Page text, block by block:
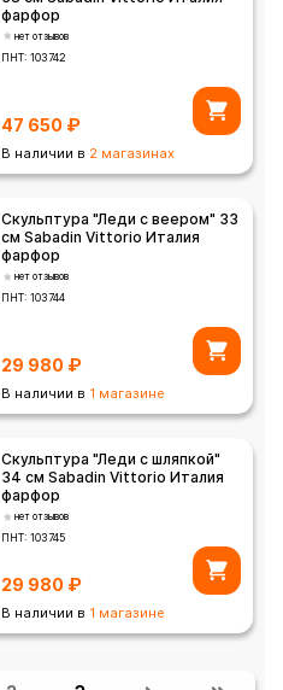
фарфор
нет отзывов
ПНТ:103742
47 650 ₽
В наличии в 2 магазинах
Скульптура "Леди с веером" 33
см Sabadin Vittorio Италия
фарфор
нет отзывов
ПНТ:103744
29 980 ₽
В наличии в 1 магазине
Скульптура "Леди с шляпкой"
34 см Sabadin Vittorio Италия
фарфор
нет отзывов
ПНТ:103745
29 980 ₽
В наличии в 1 магазине